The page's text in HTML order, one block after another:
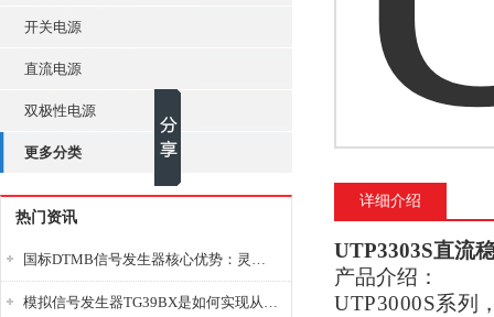
开关电源
直流电源
双极性电源
更多分类
热门资讯
国标DTMB信号发生器核心优势：灵活性与准确性的结合
模拟信号发生器TG39BX是如何实现从直流到交流的波形转换?
详细介绍
UTP3303S直流
产品介绍：
UTP3000S系列